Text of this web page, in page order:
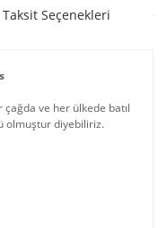
Taksit Seçenekleri
ve her ülkede batıl
olmuştur diyebiliriz.